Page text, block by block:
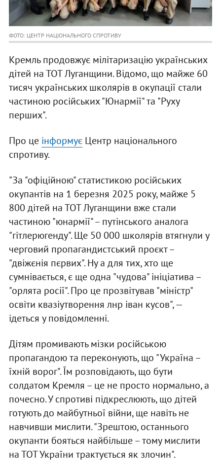
ФОТО: ЦЕНТР НАЦІОНАЛЬНОГО СПРОТИВУ
Кремль продовжує мілітаризацію українських
дітей на ТОТ Луганщини. Відомо, що майже 60
тисяч українських школярів в окупації стали
частиною російських "Юнармії" та "Руху
перших".
Про це інформуєЦентр національного
спротиву.
"За "офіційною" статистикою російських
окупантів на 1 березня 2025 року, майже 5
800 дітей на ТОТ Луганщини вже стали
частиною "юнармії" – путінського аналога
"гітлерюгенду". Ще 50 000 школярів втягнули у
черговий пропагандистський проєкт –
"двіжєнія пєрвих". Ну а для тих, хто ще
сумнівається, є ще одна "чудова" ініціатива –
"орлята росії". Про це прозвітував "міністр"
освіти квазіутворення лнр іван кусов", —
ідеться у повідомленні.
Дітям промивають мізки російською
пропагандою та переконують, що "Україна –
їхній ворог". Їм розповідають, що бути
солдатом Кремля – це не просто нормально, а
почесно. У спротиві підкреслюють, що дітей
готують до майбутньої війни, ще навіть не
навчивши мислити. "Зрештою, останнього
окупанти бояться найбільше – тому мислити
на ТОТ України трактується як злочин".